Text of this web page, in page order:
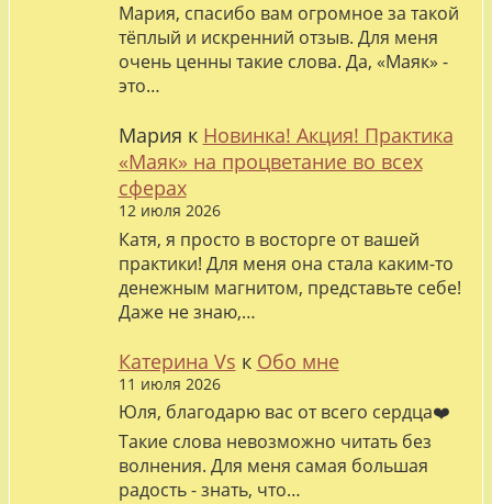
Мария, спасибо вам огромное за такой
тёплый и искренний отзыв. Для меня
очень ценны такие слова. Да, «Маяк» -
это…
Мария к Новинка! Акция! Практика
«Маяк» на процветание во всех
сферах
12 июля 2026
Катя, я просто в восторге от вашей
практики! Для меня она стала каким-то
денежным магнитом, представьте себе!
Даже не знаю,…
Катерина Vs к Обо мне
11 июля 2026
Юля, благодарю вас от всего сердца❤️
Такие слова невозможно читать без
волнения. Для меня самая большая
радость - знать, что…